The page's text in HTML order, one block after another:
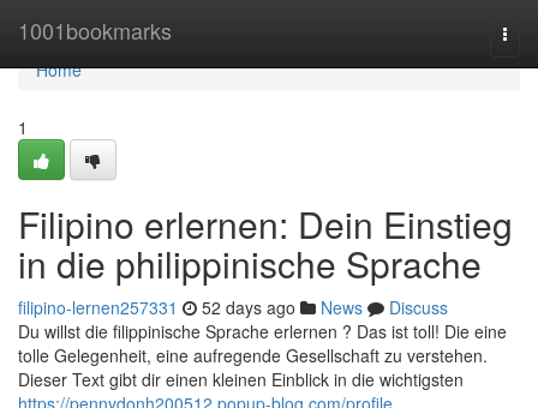
1001bookmarks
Home
Home
1
Filipino erlernen: Dein Einstieg
in die philippinische Sprache
filipino-lernen257331 52 days ago News
Discuss
Du willst die filippinische Sprache erlernen ? Das ist toll! Die eine
tolle Gelegenheit, eine aufregende Gesellschaft zu verstehen.
Dieser Text gibt dir einen kleinen Einblick in die wichtigsten
https://pennydonh200512.popup-blog.com/profile